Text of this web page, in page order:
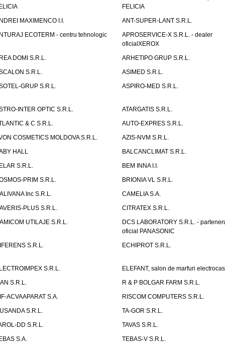
FELICIA
MAXIMENCO I.I.
ANT-SUPER-LANT S.R.L.
ECOTERM - centru tehnologic
APROSERVICE-X S.R.L. - dealer
oficialXEROX
DOMI S.R.L.
ARHETIPO GRUP S.R.L.
S.R.L.
ASIMED S.R.L.
GRUP S.R.L.
ASPIRO-MED S.R.L.
INTER OPTIC S.R.L.
ATARGATIS S.R.L.
& C S.R.L.
AUTO-EXPRES S.R.L.
COSMETICS MOLDOVA S.R.L.
AZIS-NVM S.R.L.
HALL
BALCANCLIMAT S.R.L.
S.R.L.
BEM INNA I.I.
PRIM S.R.L.
BRIONIA VL S.R.L.
Inc S.R.L.
CAMELIA S.A.
PLUS S.R.L.
CITRATEX S.R.L.
UTILAJE S.R.L.
DCS LABORATORY S.R.L. -
oficial PANASONIC
S.R.L.
ECHIPROT S.R.L.
S.R.L.
ELEFANT, salon de marfuri
S.R.L.
R & P BOLGAR FARM S.R.L.
ACVAAPARAT S.A.
RISCOM COMPUTERS S.R.L.
S.R.L.
TA-GOR S.R.L.
DD S.R.L.
TAVAS S.R.L.
S.A.
TEBAS-V S.R.L.